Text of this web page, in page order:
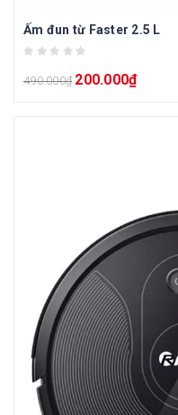
Ấm đun từ Faster 2.5 L
490.000₫ 200.000₫